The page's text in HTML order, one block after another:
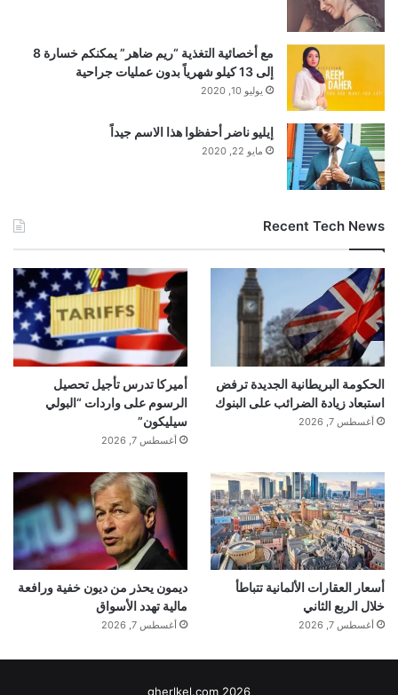
مع أخصائية التغذية “ريم ضاهر” يمكنكم خسارة 8
إلى 13 كيلو شهرياً بدون عمليات جراحية
يوليو 10, 2020
إيليو ناضر أحفظوا هذا الاسم جيداً
مايو 22, 2020
Recent Tech News
الحكومة البريطانية الجديدة ترفض
استبعاد زيادة الضرائب على البنوك
أغسطس 7, 2026
أميركا تدرس تأجيل تحصيل
الرسوم على واردات “البولي
سيليكون”
أغسطس 7, 2026
أسعار العقارات الألمانية تتباطأ
خلال الربع الثاني
أغسطس 7, 2026
ديمون يحذر من ديون خفية ورافعة
مالية تهدد الأسواق
أغسطس 7, 2026
gherlkel.com 2026